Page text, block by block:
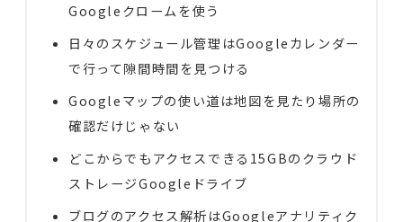
Googleクロームを使う
日々のスケジュール管理はGoogleカレンダー
で行って隙間時間を見つける
Googleマップの使い道は地図を見たり場所の
確認だけじゃない
どこからでもアクセスできる15GBのクラウド
ストレージGoogleドライブ
ブログのアクセス解析はGoogleアナリティク